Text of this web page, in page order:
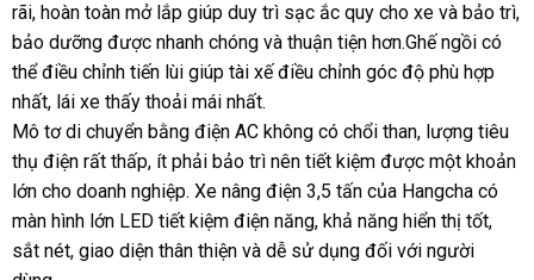
rãi, hoàn toàn mở lắp giúp duy trì sạc ắc quy cho xe và bảo trì,
bảo dưỡng được nhanh chóng và thuận tiện hơn.Ghế ngồi có
thể điều chỉnh tiến lùi giúp tài xế điều chỉnh góc độ phù hợp
nhất, lái xe thấy thoải mái nhất.
Mô tơ di chuyển bằng điện AC không có chổi than, lượng tiêu
thụ điện rất thấp, ít phải bảo trì nên tiết kiệm được một khoản
lớn cho doanh nghiệp. Xe nâng điện 3,5 tấn của Hangcha có
màn hình lớn LED tiết kiệm điện năng, khả năng hiển thị tốt,
sắt nét, giao diện thân thiện và dễ sử dụng đối với người